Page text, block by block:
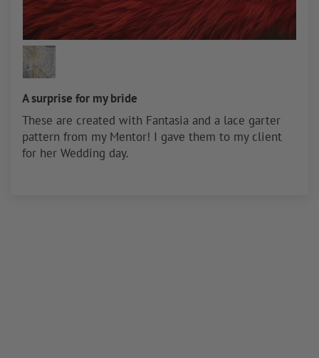
A surprise for my bride
These are created with Fantasia and a lace garter
pattern from my Mentor! I gave them to my client
for her Wedding day.